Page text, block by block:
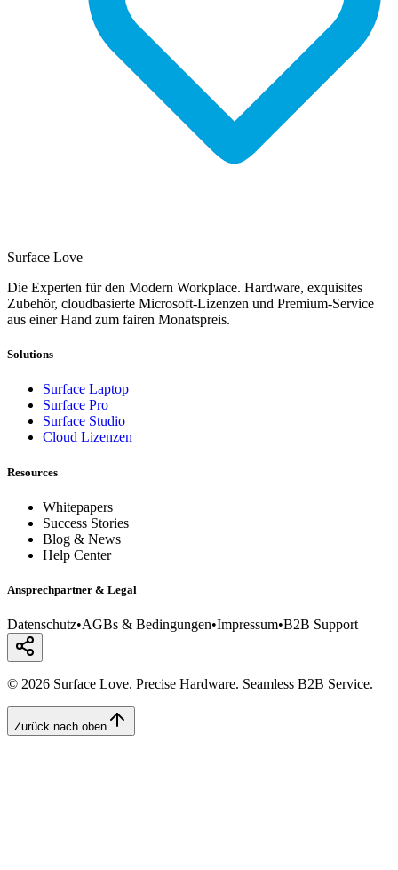
Surface Love
Die Experten für den Modern Workplace. Hardware, exquisites
Zubehör, cloudbasierte Microsoft-Lizenzen und Premium-Service
aus einer Hand zum fairen Monatspreis.
Solutions
Surface Laptop
Surface Pro
Surface Studio
Cloud Lizenzen
Resources
Whitepapers
Success Stories
Blog & News
Help Center
Ansprechpartner & Legal
Datenschutz•AGBs & Bedingungen•Impressum•B2B Support
© 2026 Surface Love. Precise Hardware. Seamless B2B Service.
Zurück nach oben